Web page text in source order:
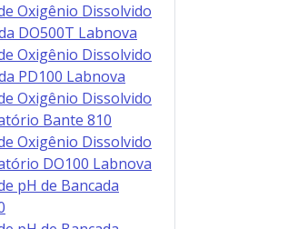
Oxigênio Dissolvido
DO500T Labnova
Oxigênio Dissolvido
PD100 Labnova
Oxigênio Dissolvido
Bante 810
Oxigênio Dissolvido
DO100 Labnova
pH de Bancada